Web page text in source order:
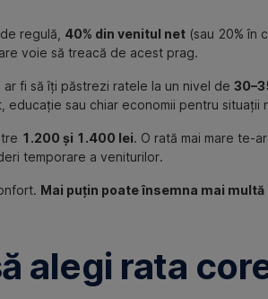
regulă, 40% din venitul net (sau 20% în
voie să treacă de acest prag.
fi să îți păstrezi ratele la un nivel de
educație sau chiar economii pentru situații
1.200 și 1.400 lei. O rată mai mare te-
temporare a veniturilor.
Mai puțin poate însemna mai
alegi rata